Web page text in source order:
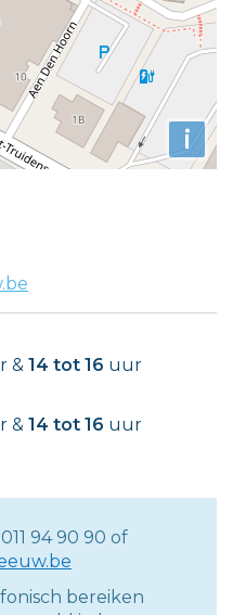
i
& 14 tot 16 uur
& 14 tot 16 uur
94 90 90 of
bereiken